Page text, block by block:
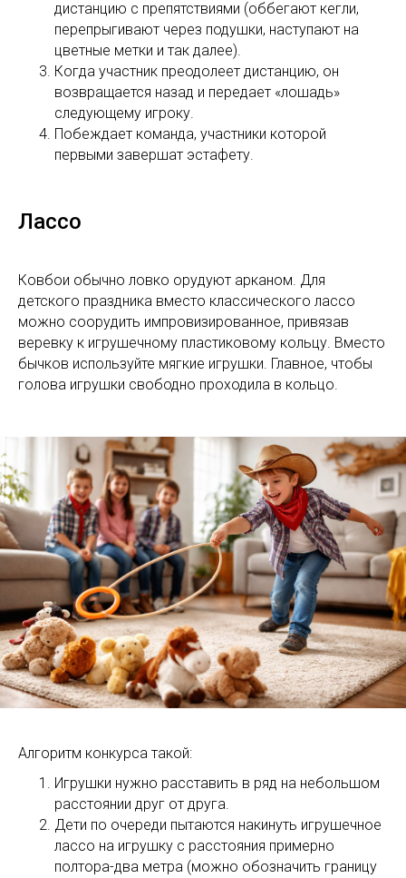
дистанцию с препятствиями (оббегают кегли,
перепрыгивают через подушки, наступают на
цветные метки и так далее).
Когда участник преодолеет дистанцию, он
возвращается назад и передает «лошадь»
следующему игроку.
Побеждает команда, участники которой
первыми завершат эстафету.
Лассо
Ковбои обычно ловко орудуют арканом. Для
детского праздника вместо классического лассо
можно соорудить импровизированное, привязав
веревку к игрушечному пластиковому кольцу. Вместо
бычков используйте мягкие игрушки. Главное, чтобы
голова игрушки свободно проходила в кольцо.
Алгоритм конкурса такой:
Игрушки нужно расставить в ряд на небольшом
расстоянии друг от друга.
Дети по очереди пытаются накинуть игрушечное
лассо на игрушку с расстояния примерно
полтора-два метра (можно обозначить границу